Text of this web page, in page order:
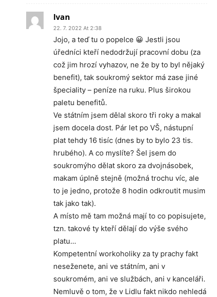
Ivan
22. 7. 2022 At 2:38
Jojo, a teď tu o popelce 😀 Jestli jsou
úředníci kteří nedodržují pracovní dobu (za
což jim hrozí vyhazov, ne že by to byl nějaký
benefit), tak soukromý sektor má zase jiné
špeciality – peníze na ruku. Plus širokou
paletu benefitů.
Ve státním jsem dělal skoro tři roky a makal
jsem docela dost. Pár let po VŠ, nástupní
plat tehdy 16 tisíc (dnes by to bylo 23 tis.
hrubého). A co myslíte? Šel jsem do
soukromýho dělat skoro za dvojnásobek,
makam úplně stejně (možná trochu víc, ale
to je jedno, protože 8 hodin odkroutit musim
tak jako tak).
A místo mě tam možná mají to co popisujete,
tzn. takové ty kteří dělají do výše svého
platu…
Kompetentní workoholiky za ty prachy fakt
neseženete, ani ve státním, ani v
soukromém, ani ve službách, ani v kanceláři.
Nemluvě o tom, že v Lidlu fakt nikdo nehledá